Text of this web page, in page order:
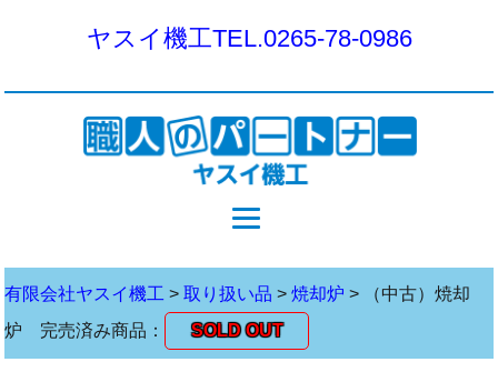
ヤスイ機工TEL.0265-78-0986
有限会社ヤスイ機工 >取り扱い品 >焼却炉 >
（中古）焼却
炉 完売済み商品：
SOLD OUT